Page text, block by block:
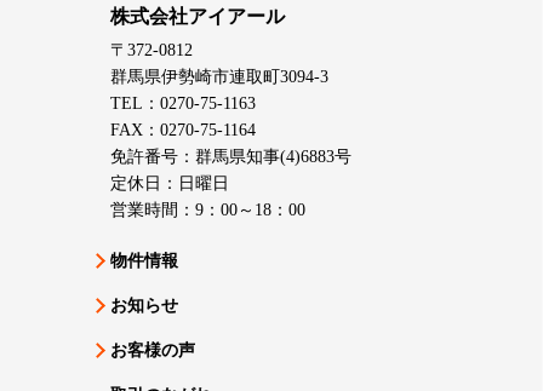
株式会社アイアール
〒372-0812
群馬県伊勢崎市連取町3094-3
TEL：0270-75-1163
FAX：0270-75-1164
免許番号：群馬県知事(4)6883号
定休日：日曜日
営業時間：9：00～18：00
物件情報
お知らせ
お客様の声